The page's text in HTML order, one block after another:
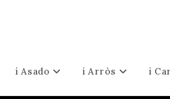
i Asado i Arròs i